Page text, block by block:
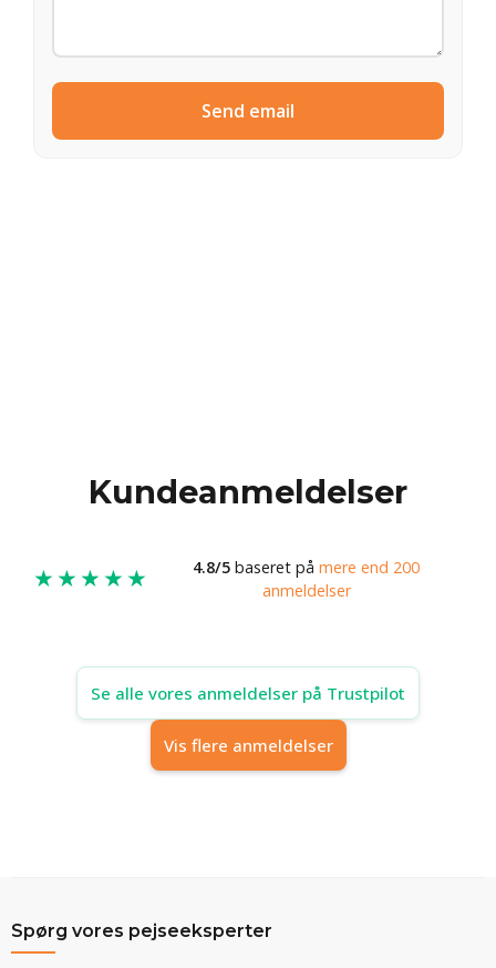
Send email
Kundeanmeldelser
★★★★★ 4.8/5 baseret på mere end 200
anmeldelser
Se alle vores anmeldelser på Trustpilot
Vis flere anmeldelser
Spørg vores pejseeksperter